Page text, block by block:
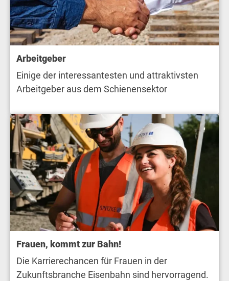
Arbeitgeber
Einige der interessantesten und attraktivsten
Arbeitgeber aus dem Schienensektor
Frauen, kommt zur Bahn!
Die Karrierechancen für Frauen in der
Zukunftsbranche Eisenbahn sind hervorragend.